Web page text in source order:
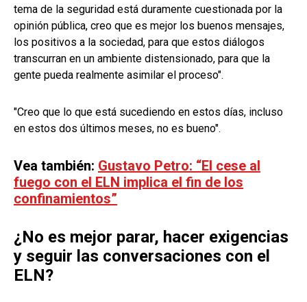
tema de la seguridad está duramente cuestionada por la
opinión pública, creo que es mejor los buenos mensajes,
los positivos a la sociedad, para que estos diálogos
transcurran en un ambiente distensionado, para que la
gente pueda realmente asimilar el proceso".
"Creo que lo que está sucediendo en estos días, incluso
en estos dos últimos meses, no es bueno".
Vea también: Gustavo Petro: “El cese al
fuego con el ELN implica el fin de los
confinamientos”
¿No es mejor parar, hacer exigencias
y seguir las conversaciones con el
ELN?